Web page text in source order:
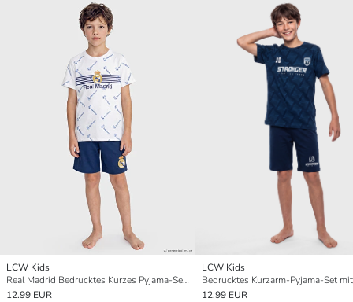
LCW Kids
Real Madrid Bedrucktes Kurzes Pyjama-Set für Jungen
12.99 EUR
LCW Kids
12.99 EUR